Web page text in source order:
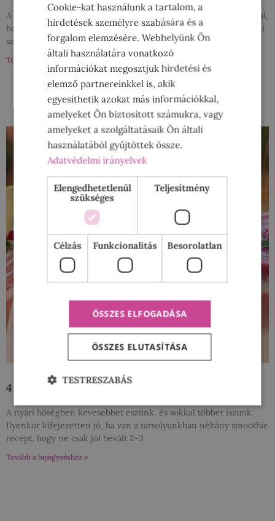
A hosszúra nyúlt tél után végre itt a tavasz, ami egyet jelent azzal,
hogy kibújhatunk a nagy kabátból, és vészesen közeledik a bikini
szezon, ráadásul
Tovább a bejegyzéshez »
4 nyári hűsítő smoothie, amit ki kell próbálnod!
A nyári hőségben kevesebbet eszünk, és sokkal többet iszunk.
Ilyenkor kifejezetten jó, ha van a tarsolyunkban néhány smoothie
recept, hogy ne csak jól bevált 2-3
Tovább a bejegyzéshez »
Cookie-kat használunk a tartalom, a
hirdetések személyre szabására és a
forgalom elemzésére. Webhelyünk Ön
általi használatára vonatkozó
információkat megosztjuk hirdetési és
elemző partnereinkkel is, akik
egyesíthetik azokat más információkkal,
amelyeket Ön biztosított számukra, vagy
amelyeket a szolgáltatásaik Ön általi
használatából gyűjtöttek össze.
Adatvédelmi irányelvek
Elengedhetetlenül
szükséges
Teljesítmény
Célzás Funkcionalitás Besorolatlan
ÖSSZES ELFOGADÁSA
ÖSSZES ELUTASÍTÁSA
TESTRESZABÁS